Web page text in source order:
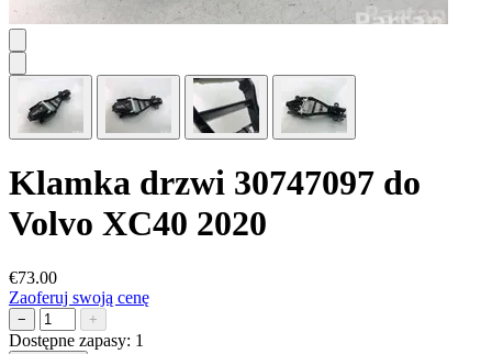
Klamka drzwi 30747097 do
Volvo XC40 2020
€73.00
Zaoferuj swoją cenę
− +
Dostępne zapasy: 1